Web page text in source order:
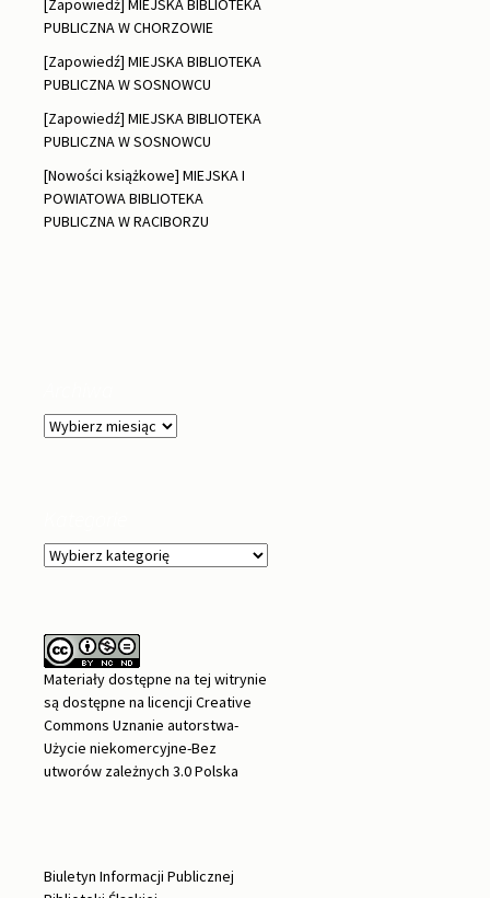
[Zapowiedź] MIEJSKA BIBLIOTEKA
PUBLICZNA W CHORZOWIE
[Zapowiedź] MIEJSKA BIBLIOTEKA
PUBLICZNA W SOSNOWCU
[Zapowiedź] MIEJSKA BIBLIOTEKA
PUBLICZNA W SOSNOWCU
[Nowości książkowe] MIEJSKA I
POWIATOWA BIBLIOTEKA
PUBLICZNA W RACIBORZU
Archiwa
Kategorie
Materiały dostępne na tej witrynie
są dostępne na licencji Creative
Commons Uznanie autorstwa-
Użycie niekomercyjne-Bez
utworów zależnych 3.0 Polska
Biuletyn Informacji Publicznej